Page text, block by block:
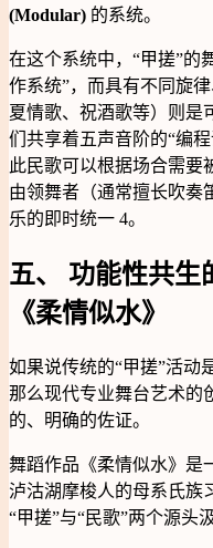
(Modular) 的系统。
在这个系统中，“甲搓”的
作系统”，而具有不同旋
夏情歌、祝酒歌等）则是
们共享着五声音阶的“编
此民歌可以根据场合需要
由领舞者（通常擅长吹奏
乐的即时统一 4。
五、 功能性共生
《柔情似水》
如果说传统的“甲搓”活动
那么现代专业舞台艺术的
的、明确的佐证。
舞蹈作品《柔情似水》是
泸沽湖摩梭人的母系氏族
“甲搓”与“民歌”两个源头